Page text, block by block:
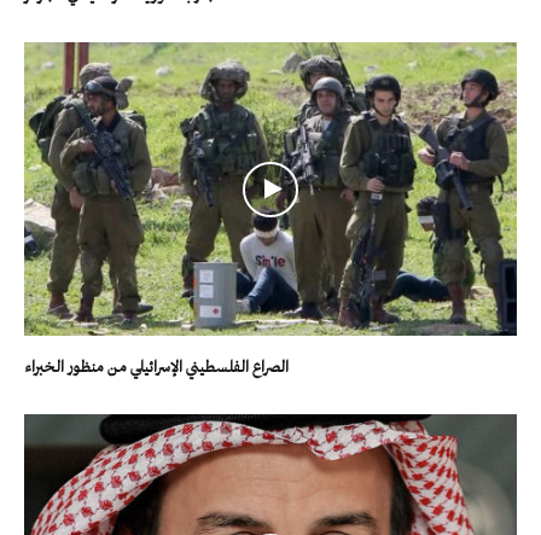
الصراع الفلسطيني الإسرائيلي من منظور الخبراء